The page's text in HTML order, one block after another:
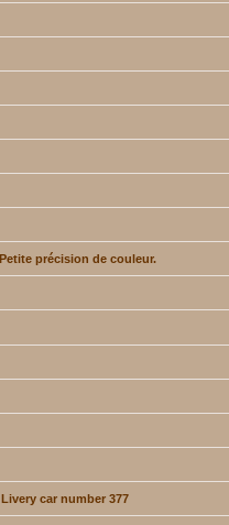
précision de couleur.
car number 377